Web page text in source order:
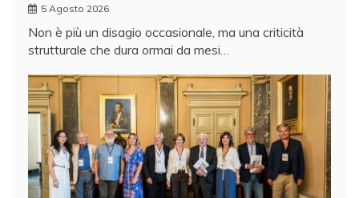
5 Agosto 2026
Non è più un disagio occasionale, ma una criticità
strutturale che dura ormai da mesi…